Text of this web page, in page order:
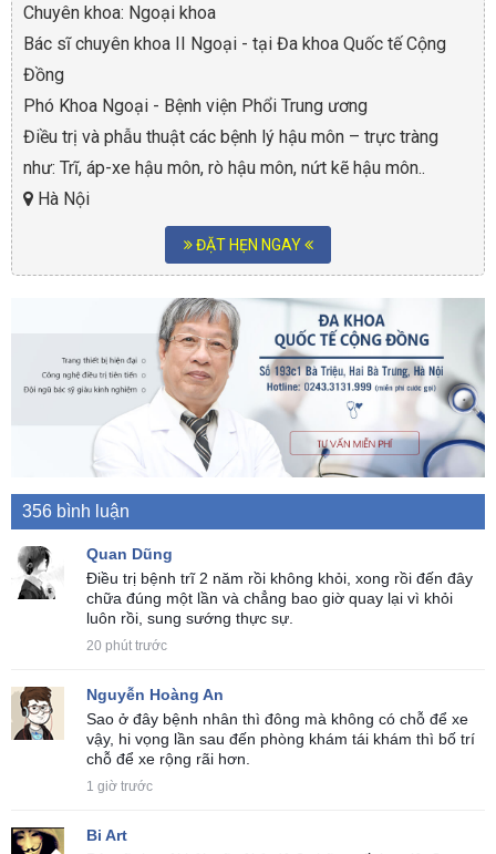
Chuyên khoa: Ngoại khoa
Bác sĩ chuyên khoa II Ngoại - tại Đa khoa Quốc tế Cộng
Đồng
Phó Khoa Ngoại - Bệnh viện Phổi Trung ương
Điều trị và phẫu thuật các bệnh lý hậu môn – trực tràng
như: Trĩ, áp-xe hậu môn, rò hậu môn, nứt kẽ hậu môn..
Hà Nội
ĐẶT HẸN NGAY
356 bình luận
Quan Dũng
Điều trị bệnh trĩ 2 năm rồi không khỏi, xong rồi đến đây
chữa đúng một lần và chẳng bao giờ quay lại vì khỏi
luôn rồi, sung sướng thực sự.
20 phút trước
Nguyễn Hoàng An
Sao ở đây bệnh nhân thì đông mà không có chỗ để xe
vậy, hi vọng lần sau đến phòng khám tái khám thì bố trí
chỗ để xe rộng rãi hơn.
1 giờ trước
Bi Art